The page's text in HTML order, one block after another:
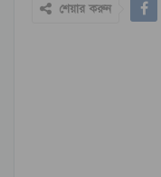
শেয়ার করুন